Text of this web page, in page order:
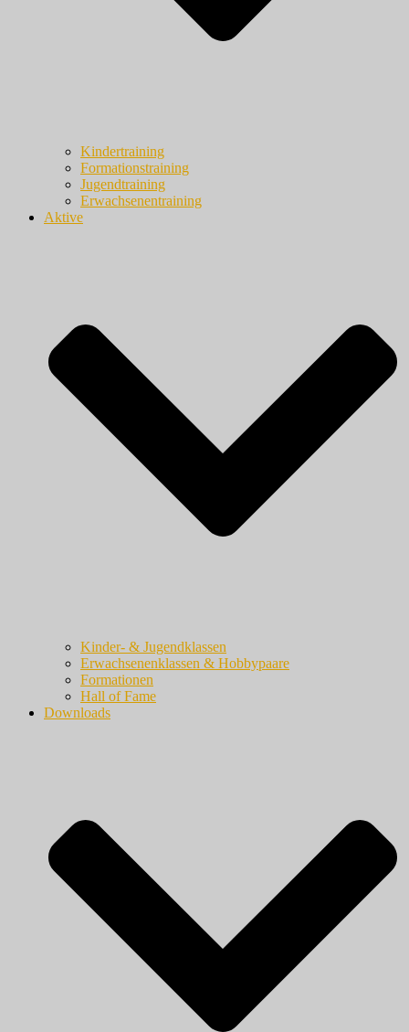
Kindertraining
Formationstraining
Jugendtraining
Erwachsenentraining
Aktive
Kinder- & Jugendklassen
Erwachsenenklassen & Hobbypaare
Formationen
Hall of Fame
Downloads